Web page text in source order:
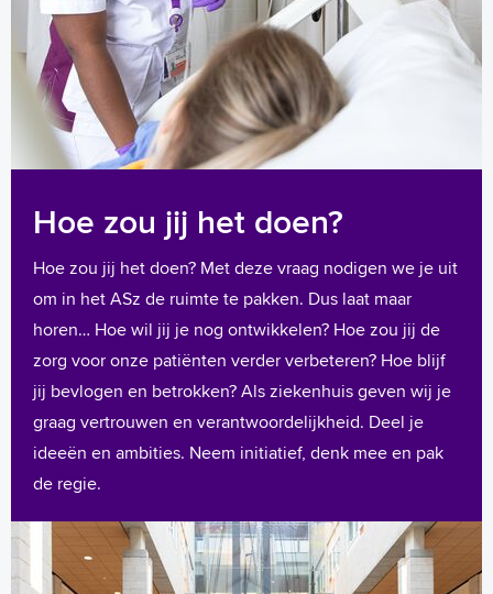
Hoe zou jij het doen?
Hoe zou jij het doen? Met deze vraag nodigen we je uit
om in het ASz de ruimte te pakken. Dus laat maar
horen… Hoe wil jij je nog ontwikkelen? Hoe zou jij de
zorg voor onze patiënten verder verbeteren? Hoe blijf
jij bevlogen en betrokken? Als ziekenhuis geven wij je
graag vertrouwen en verantwoordelijkheid. Deel je
ideeën en ambities. Neem initiatief, denk mee en pak
de regie.